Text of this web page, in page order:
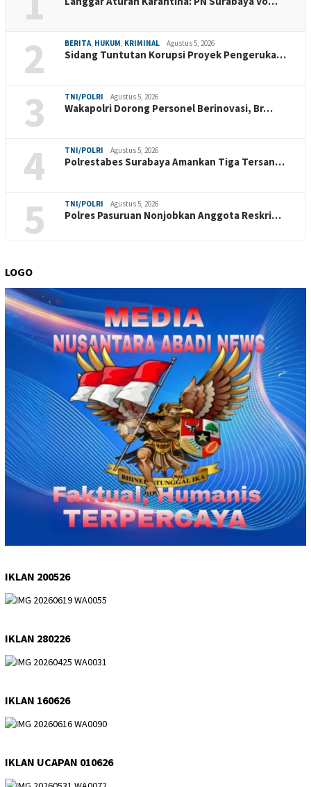
2 BERITA, HUKUM, KRIMINAL Agustus 5, 2026
Sidang Tuntutan Korupsi Proyek Pengeruka…
3 TNI/POLRI Agustus 5, 2026
Wakapolri Dorong Personel Berinovasi, Br…
4 TNI/POLRI Agustus 5, 2026
Polrestabes Surabaya Amankan Tiga Tersan…
5 TNI/POLRI Agustus 5, 2026
Polres Pasuruan Nonjobkan Anggota Reskri…
LOGO
IKLAN 200526
IKLAN 280226
IKLAN 160626
IKLAN UCAPAN 010626